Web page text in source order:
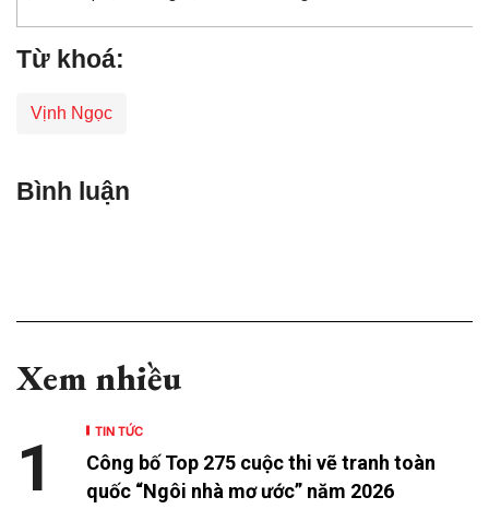
Từ khoá:
Vịnh Ngọc
Bình luận
Xem nhiều
TIN TỨC
Công bố Top 275 cuộc thi vẽ tranh toàn
quốc “Ngôi nhà mơ ước” năm 2026
1